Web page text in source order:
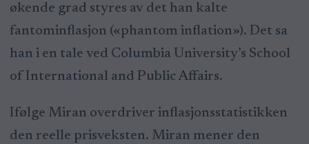
økende grad styres av det han kalte
fantominflasjon («phantom inflation»). Det sa
han i en tale ved Columbia University’s School
of International and Public Affairs.
Ifølge Miran overdriver inflasjonsstatistikken
den reelle prisveksten. Miran mener den